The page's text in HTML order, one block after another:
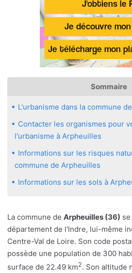
Sommaire
L'urbanisme dans la commune
Contacter les organismes pour
l'urbanisme à Arpheuilles
Informations sur les risques
commune de Arpheuilles
Informations sur les sols à
La commune de Arpheuilles (36)
département de l'Indre, lui-même
Centre-Val de Loire. Son code
possède une population de 300
surface de 22.49 km2. Son altitude